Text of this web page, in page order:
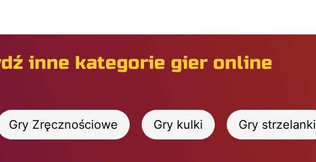
inne kategorie gier online
Gry Zręcznościowe Gry kulki Gry strzelanki